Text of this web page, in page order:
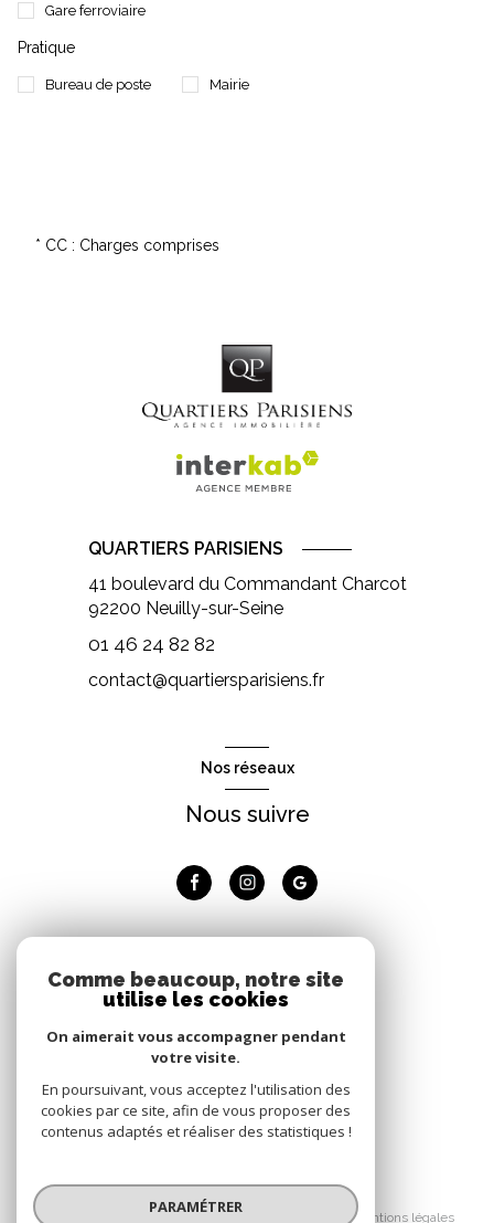
Gare ferroviaire
Pratique
Bureau de poste Mairie
* CC : Charges comprises
QUARTIERS PARISIENS
41 boulevard du Commandant Charcot
92200 Neuilly-sur-Seine
01 46 24 82 82
contact@quartiersparisiens.fr
Nos réseaux
Nous suivre
Nous adhérons
© 2026 | Tous droits réservés
Nos honoraires
Nos partenaires Mentions légales
Comme beaucoup, notre site
utilise les cookies
On aimerait vous accompagner pendant
votre visite.
En poursuivant, vous acceptez l'utilisation des
cookies par ce site, afin de vous proposer des
contenus adaptés et réaliser des statistiques !
PARAMÉTRER